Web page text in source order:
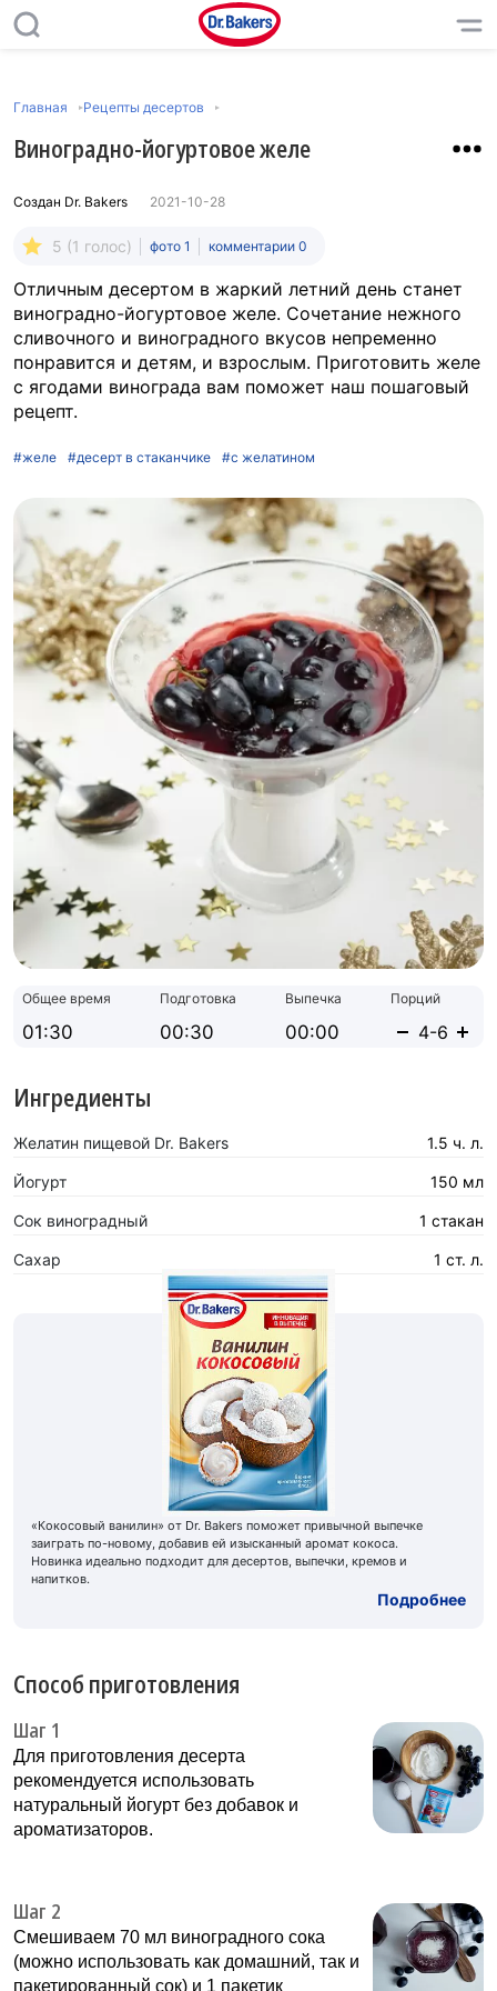
Главная Рецепты десертов
Виноградно-йогуртовое желе
Создан Dr. Bakers 2021-10-28
5 (1 голос) фото 1 комментарии 0
Отличным десертом в жаркий летний день станет
виноградно-йогуртовое желе. Сочетание нежного
сливочного и виноградного вкусов непременно
понравится и детям, и взрослым. Приготовить желе
с ягодами винограда вам поможет наш пошаговый
рецепт.
#желе #десерт в стаканчике #с желатином
Общее время
01:30
Подготовка
00:30
Выпечка
00:00
Порций
Ингредиенты
Желатин пищевой Dr. Bakers 1.5 ч. л.
Йогурт 150 мл
Сок виноградный 1 стакан
Сахар 1 ст. л.
«Кокосовый ванилин» от Dr. Bakers поможет привычной выпечке
заиграть по-новому, добавив ей изысканный аромат кокоса.
Новинка идеально подходит для десертов, выпечки, кремов и
напитков.
Подробнее
Способ приготовления
Шаг 1
Для приготовления десерта
рекомендуется использовать
натуральный йогурт без добавок и
ароматизаторов.
Шаг 2
Смешиваем 70 мл виноградного сока
(можно использовать как домашний, так и
пакетированный сок) и 1 пакетик